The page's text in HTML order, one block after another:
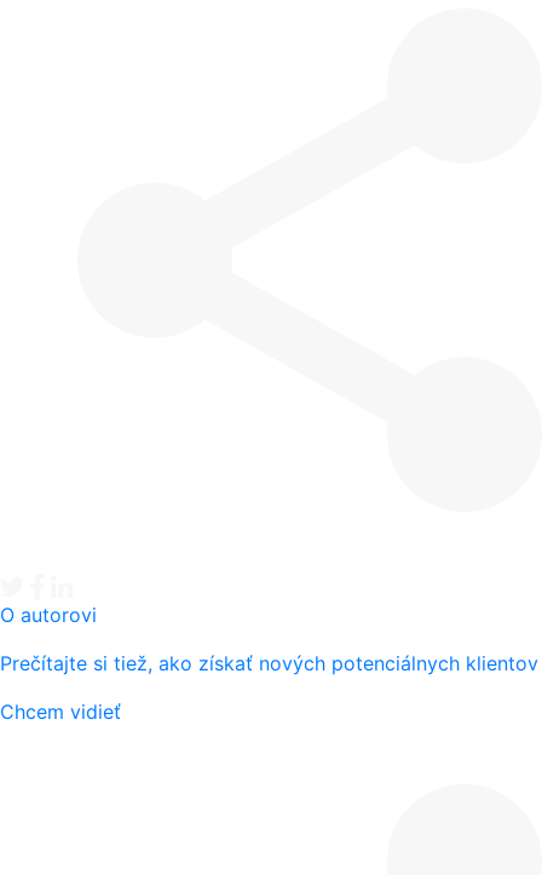
O autorovi
Prečítajte si tiež, ako získať nových potenciálnych klientov
Chcem vidieť